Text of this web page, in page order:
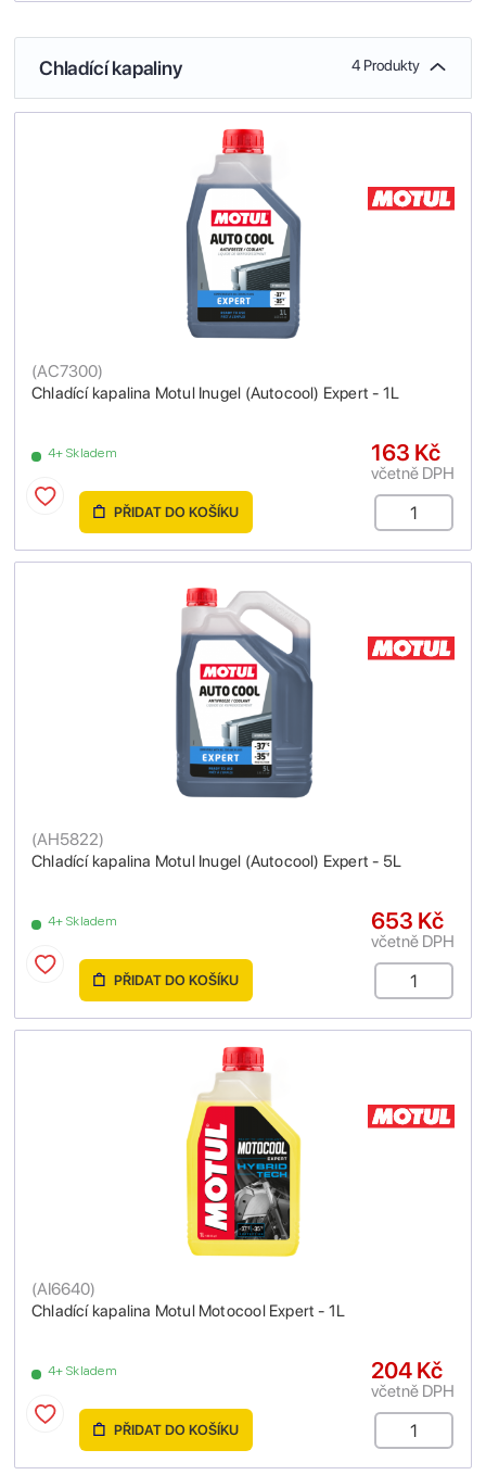
Chladící kapaliny 4 Produkty
Chladící kapalina Motul Inugel (Autocool) Expert - 1L
(AC7300)
4+ Skladem 163 Kč
včetně DPH
PŘIDAT DO KOŠÍKU
Chladící kapalina Motul Inugel (Autocool) Expert - 5L
(AH5822)
4+ Skladem 653 Kč
včetně DPH
PŘIDAT DO KOŠÍKU
Chladící kapalina Motul Motocool Expert - 1L
(AI6640)
4+ Skladem 204 Kč
včetně DPH
PŘIDAT DO KOŠÍKU